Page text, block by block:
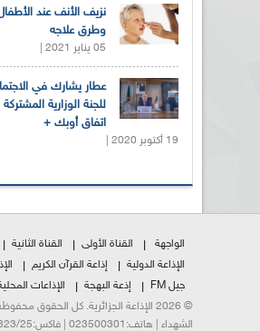
نزيف الأنف عند
وطرق علاجه
05 يناير 2021 |
للجنة الوزارية المشتركة
اتفاق أوبك +
19 أكتوبر 2020 |
الواجهة القناة الأولى القناة الثانية
الإذاعة الدولية
إذاعة القرآن الكريم
جيل FM
إذعة البهجة
الإذاعات
الشهداء | هاتف:023500301 | فاكس:021230823/25